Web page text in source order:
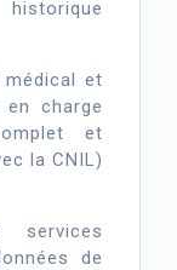
et
charge
et
la CNIL)
de